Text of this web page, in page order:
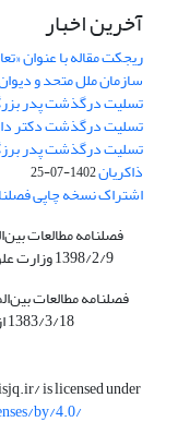
آخرین اخبار
ریجکت مقاله با عنوان
سازمان ملل متحد و
تسلیت درگذشت پدر
تسلیت درگذشت دکتر
تسلیت درگذشت پدر
ذاکریان1402-07-25
اشتراک نسخه چاپی
1398/2/9 وزارت علوم، تحقیقات و فناوری، یک نشریه علمی است
1383/3/18 از وزارت فرهنگ و ارشاد اسلامی است
is licensed under
by/4.0/